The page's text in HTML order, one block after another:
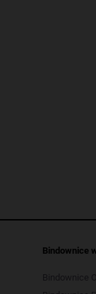
Bindownice
Bindownice